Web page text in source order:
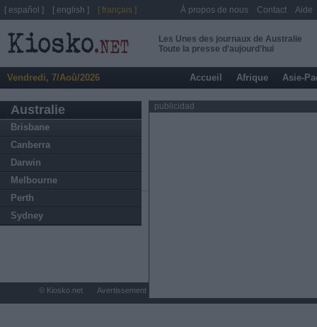
Les Unes des journaux de Australie
Toute la presse d'aujourd'hui
Vendredi, 7/Aoû/2026 Accueil Afrique Asie-
Australie
Brisbane
Canberra
Darwin
Melbourne
Perth
Sydney
publicidad
[ español ] [ english ] [ français ] À propos de nous Contact Aide
© Kiosko.net Avertissement légal